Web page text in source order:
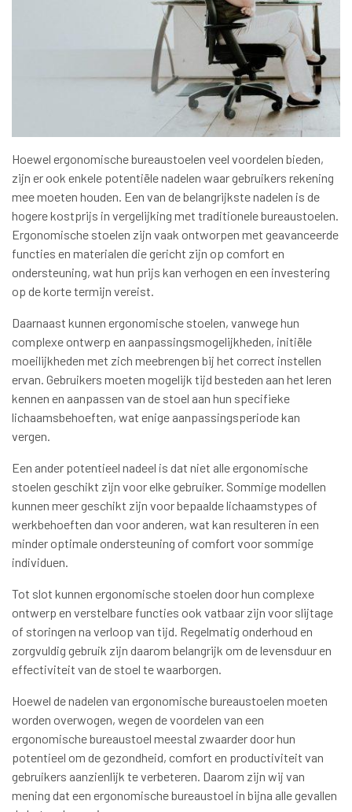
Hoewel ergonomische bureaustoelen veel voordelen bieden,
zijn er ook enkele potentiële nadelen waar gebruikers rekening
mee moeten houden. Een van de belangrijkste nadelen is de
hogere kostprijs in vergelijking met traditionele bureaustoelen.
Ergonomische stoelen zijn vaak ontworpen met geavanceerde
functies en materialen die gericht zijn op comfort en
ondersteuning, wat hun prijs kan verhogen en een investering
op de korte termijn vereist.
Daarnaast kunnen ergonomische stoelen, vanwege hun
complexe ontwerp en aanpassingsmogelijkheden, initiële
moeilijkheden met zich meebrengen bij het correct instellen
ervan. Gebruikers moeten mogelijk tijd besteden aan het leren
kennen en aanpassen van de stoel aan hun specifieke
lichaamsbehoeften, wat enige aanpassingsperiode kan
vergen.
Een ander potentieel nadeel is dat niet alle ergonomische
stoelen geschikt zijn voor elke gebruiker. Sommige modellen
kunnen meer geschikt zijn voor bepaalde lichaamstypes of
werkbehoeften dan voor anderen, wat kan resulteren in een
minder optimale ondersteuning of comfort voor sommige
individuen.
Tot slot kunnen ergonomische stoelen door hun complexe
ontwerp en verstelbare functies ook vatbaar zijn voor slijtage
of storingen na verloop van tijd. Regelmatig onderhoud en
zorgvuldig gebruik zijn daarom belangrijk om de levensduur en
effectiviteit van de stoel te waarborgen.
Hoewel de nadelen van ergonomische bureaustoelen moeten
worden overwogen, wegen de voordelen van een
ergonomische bureaustoel meestal zwaarder door hun
potentieel om de gezondheid, comfort en productiviteit van
gebruikers aanzienlijk te verbeteren. Daarom zijn wij van
mening dat een ergonomische bureaustoel in bijna alle gevallen